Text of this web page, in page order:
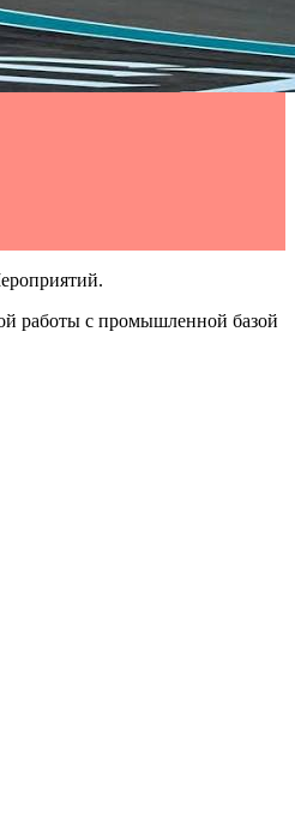
работы с промышленной базой